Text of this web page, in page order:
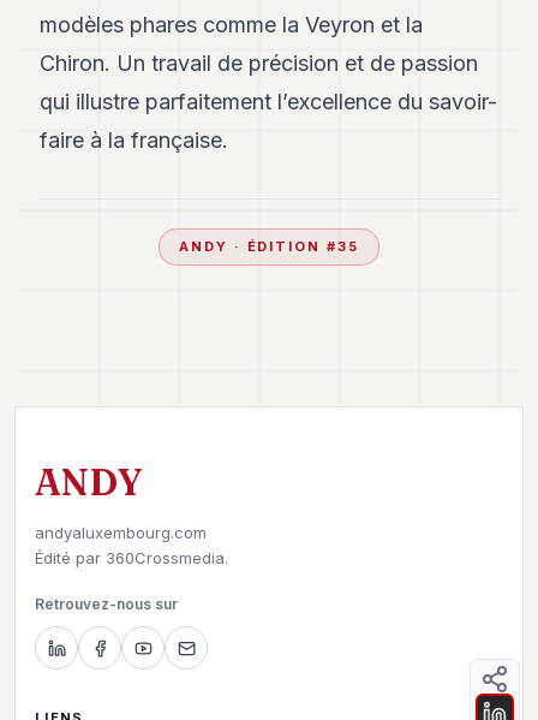
modèles phares comme la Veyron et la
Chiron. Un travail de précision et de passion
qui illustre parfaitement l’excellence du savoir-
faire à la française.
ANDY · ÉDITION #35
ANDY
andyaluxembourg.com
Édité par 360Crossmedia.
Retrouvez-nous sur